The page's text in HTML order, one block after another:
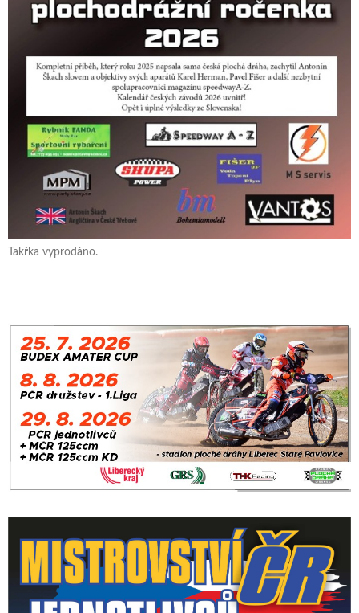
Takřka vyprodáno.